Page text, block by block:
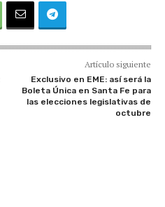
Artículo siguiente
Exclusivo en EME: así será la
Boleta Única en Santa Fe para
las elecciones legislativas de
octubre